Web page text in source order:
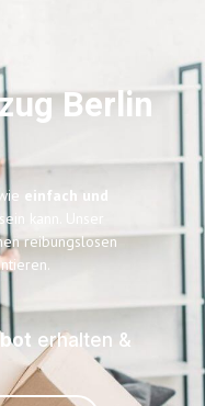
Berlin
einfach und
kann. Unser
reibungslosen
erhalten &